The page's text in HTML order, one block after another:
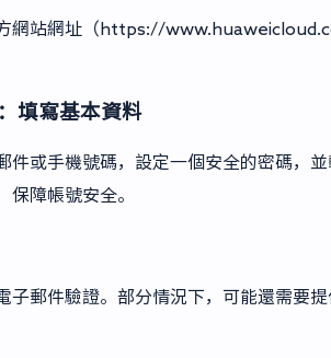
網站網址（https://
填寫基本資料
件或手機號碼，設定一個安全的密碼，
保障帳號安全。
子郵件驗證。部分情況下，可能還需要